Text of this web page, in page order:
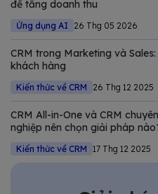
để tăng doanh thu
Ứng dụng AI 26 Thg 05 2026
CRM trong Marketing và
khách hàng
Kiến thức về CRM 26 Thg 12 2025
CRM All-in-One và CRM
nghiệp nên chọn giải pháp
Kiến thức về CRM 17 Thg 12 2025